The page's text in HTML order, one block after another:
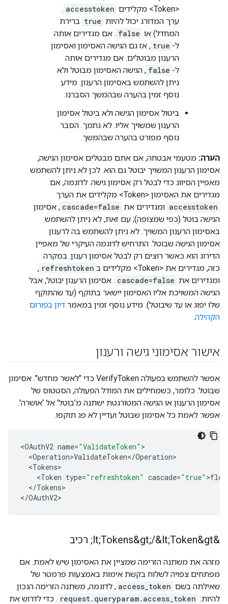
<Token> מקלידים
accesstoken
.
ערך המדורג יכול להיות true ברירת
המחדל) או false . אם מגדירים אותה
ל- true , אז גם הגישה האסימון ואסימון
הרענון מבוטלים. אם מגדירים אותה
ל- false , הגישה האסימון מבוטל ולא
ניתן להשתמש באסימון הרענון. מידע
נוסף זמין בהערה שבהמשך הסברנו.
ביטול אסימון הגישה ולא ביטול אסימון
הרענון שמשויך אליו. לא נתמך. הסבר
נוסף מפורט בהערה שבהמשך.
הערה: מטעמי אבטחה, אם אתם מבטלים אסימון הגישה,
אסימון הרענון המשויך יבוטל גם הוא. לכן לא ניתן להשתמש
מאפיין הסיווג כדי לבטל רק אסימון גישה. לדוגמה, אם
מגדירים את האסימון <Token> מקלידים את הערך
accesstoken ומגדירים את cascade=false , אסימון
הגישה בוטל (כפי שמצופה); עם זאת, לא ניתן להשתמש
באסימון הרענון המשויך. לא ניתן להשתמש בה לרענון
אסימון הגישה שבוטל. התרחיש לדוגמה העיקרי של מאפיין
הדירוג הוא כאשר רוצים רק לבטל אסימון רענון. במקרה
כזה, מגדירים את <Token> מקלידים ב
refreshtoken
,
ומגדירים את cascade=false . אסימון הרענון יבוטל, אבל
הגישה המשויכת אליו האסימון יישאר בתוקף (עד שהתוקף
שלו יפוג או עד שיבוטל). מידע נוסף זמין במאמר דיון בפורום
הקהילה.
אישור אסימוני גישה ורענון
אפשר להשתמש בפעולה VerifyToken כדי "לאשר מחדש". אסימון
שבוטל. כלומר, כשמחילים את המודל הפעולה, הסטטוס של
אסימון הרענון או הגישה המטורגטת ישתנה מ'בוטל' אל 'אושרה'.
אפשר לאמת כל אסימון שבוטל ועדיין לא פג תוקפו.
<OAuthV2 name="ValidateToken"
<Operation>ValidateToken</Operation
<Tokens
<Token type="refreshtoken" cascade="true" >flow
</Tokens>
</OAuthV2>
&lt;Tokens&gt;
/&lt;Token&gt; רכיב
מזהה את משתנה הזרימה שמציין את האסימון שיש לאמת. אם
מפתחים צפויה לשלוח בקשת אימות באמצעות פרמטר של
שאילתה בשם access_token , לדוגמה, משתנה הזרימה הנכון
להיות: request.queryparam.access_token . כדי לדרוש את